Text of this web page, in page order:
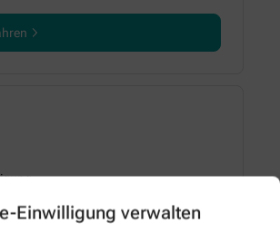
Einwilligung verwalten